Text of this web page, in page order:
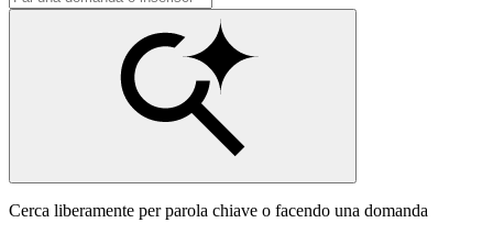
Cerca liberamente per parola chiave o facendo una domanda